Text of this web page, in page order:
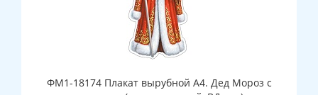
ФМ1-18174 Плакат вырубной А4. Дед Мороз с